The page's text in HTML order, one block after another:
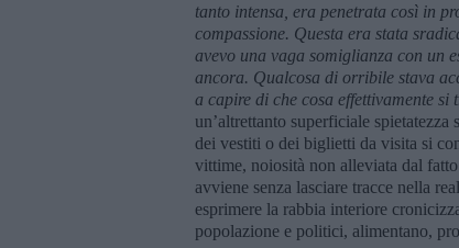
tanto intensa, era penetrata così in
compassione. Questa era stata
avevo una vaga somiglianza con un
ancora. Qualcosa di orribile stava
a capire di che cosa effettivamente si
un’altrettanto superficiale
dei vestiti o dei biglietti da visita si
vittime, noiosità non alleviata dal
avviene senza lasciare tracce nella
esprimere la rabbia interiore
popolazione e politici, alimentano,